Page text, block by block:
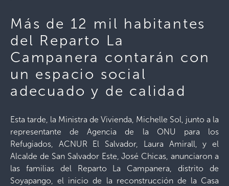
Más de 12 mil habitantes
del Reparto La
Campanera contarán con
un espacio social
adecuado y de calidad
Esta tarde, la Ministra de Vivienda, Michelle Sol, junto a la
representante de Agencia de la ONU para los
Refugiados, ACNUR El Salvador, Laura Amirall, y el
Alcalde de San Salvador Este, José Chicas, anunciaron a
las familias del Reparto La Campanera, distrito de
Soyapango, el inicio de la reconstrucción de la Casa